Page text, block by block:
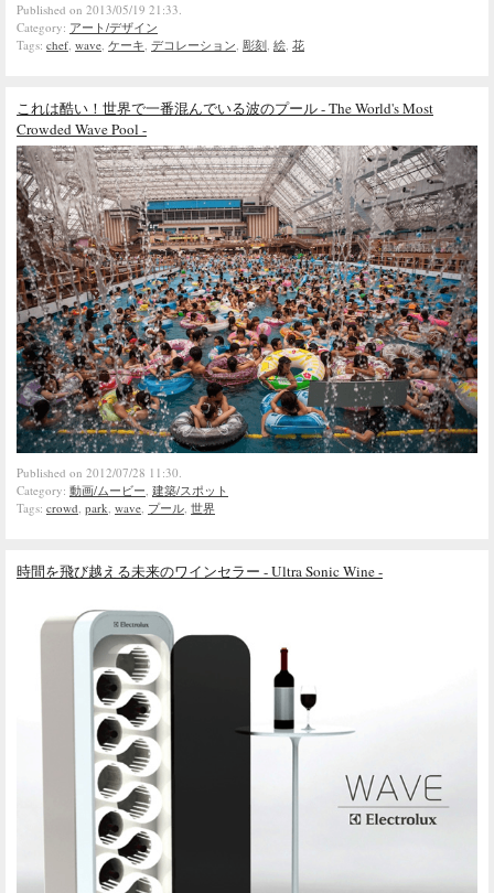
Published on 2013/05/19 21:33.
Category: アート/デザイン
Tags: chef, wave, ケーキ, デコレーション, 彫刻, 絵, 花
これは酷い！世界で一番混んでいる波のプール - The World's Most
Crowded Wave Pool -
Published on 2012/07/28 11:30.
Category: 動画/ムービー 建築/スポット
Tags: crowd park wave プール 世界
時間を飛び越える未来のワインセラー - Ultra Sonic Wine -